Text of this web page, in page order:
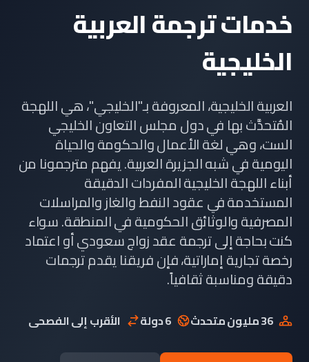
خدمات ترجمة العربية
الخليجية
العربية الخليجية، المعروفة بـ"الخليجي"، هي اللهجة
المُتحدَّث بها في دول مجلس التعاون الخليجي
الست، وهي لغة الأعمال والحكومة والحياة
اليومية في شبه الجزيرة العربية. يفهم مترجمونا من
أبناء اللهجة الخليجية المفردات الدقيقة
المستخدمة في عقود النفط والغاز والمراسلات
المصرفية والوثائق الحكومية في المنطقة. سواء
كنت بحاجة إلى ترجمة عقد زواج سعودي أو اعتماد
رخصة تجارية إماراتية، فإن فريقنا يقدم ترجمات
دقيقة ومناسبة ثقافياً.
36 مليون متحدث 6 دولة الأقرب إلى الفصحى